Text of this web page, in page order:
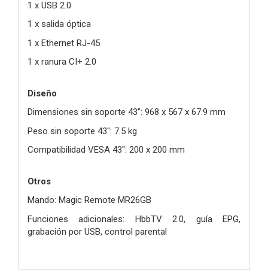
1 x USB 2.0
1 x salida óptica
1 x Ethernet RJ-45
1 x ranura CI+ 2.0
Diseño
Dimensiones sin soporte 43": 968 x 567 x 67.9 mm
Peso sin soporte 43": 7.5 kg
Compatibilidad VESA 43": 200 x 200 mm
Otros
Mando: Magic Remote MR26GB
Funciones adicionales: HbbTV 2.0, guía EPG,
grabación por USB, control parental